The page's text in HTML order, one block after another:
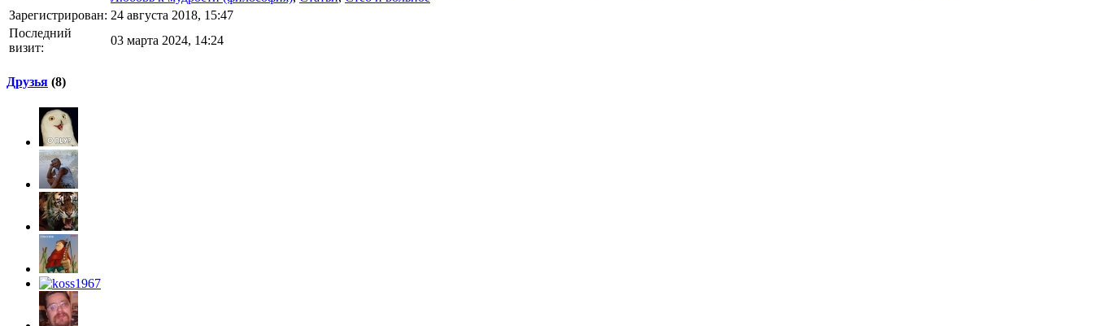
Зарегистрирован: 24 августа 2018, 15:47
Последний
визит:
03 марта 2024, 14:24
Друзья (8)